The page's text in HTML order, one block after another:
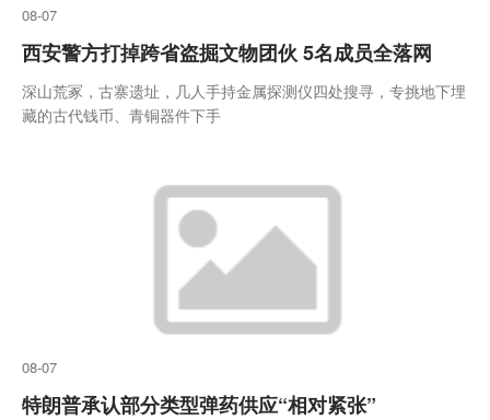
08-07
西安警方打掉跨省盗掘文物团伙 5名成员全落网
深山荒冢，古寨遗址，几人手持金属探测仪四处搜寻，专挑地下埋
藏的古代钱币、青铜器件下手
08-07
特朗普承认部分类型弹药供应“相对紧张”